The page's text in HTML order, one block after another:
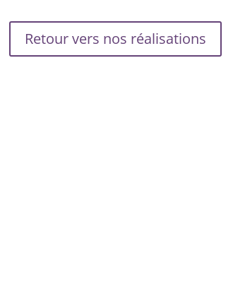
Retour vers nos réalisations